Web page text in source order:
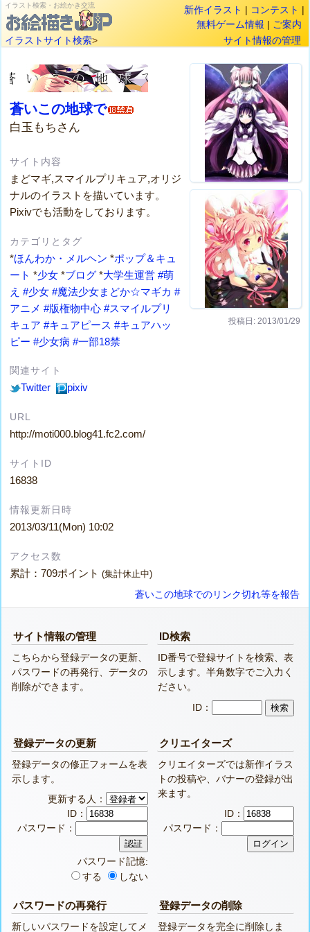
イラスト検索・お絵かき交流 新作イラスト | コンテスト |
無料ゲーム情報 | ご案内
イラストサイト検索> サイト情報の管理
投稿日: 2013/01/29
蒼いこの地球で
白玉もちさん
サイト内容
まどマギ,スマイルプリキュア,オリジ
ナルのイラストを描いています。
Pixivでも活動をしております。
カテゴリとタグ
*ほんわか・メルヘン *ポップ＆キュ
ート *少女 *ブログ *大学生運営 #萌
え #少女 #魔法少女まどか☆マギカ #
アニメ #版権物中心 #スマイルプリ
キュア #キュアピース #キュアハッ
ピー #少女病 #一部18禁
関連サイト
Twitter pixiv
URL
http://moti000.blog41.fc2.com/
サイトID
16838
情報更新日時
2013/03/11(Mon) 10:02
アクセス数
累計：709ポイント(集計休止中)
蒼いこの地球でのリンク切れ等を報告
サイト情報の管理
こちらから登録データの更新、
パスワードの再発行、データの
削除ができます。
ID検索
ID番号で登録サイトを検索、表
示します。半角数字でご入力く
ださい。
ID：
登録データの更新
登録データの修正フォームを表
示します。
更新する人：
ID：
パスワード：
パスワード記憶:
する
しない
クリエイターズ
クリエイターズでは新作イラス
トの投稿や、バナーの登録が出
来ます。
ID：
パスワード：
パスワードの再発行
新しいパスワードを設定してメ
登録データの削除
登録データを完全に削除しま